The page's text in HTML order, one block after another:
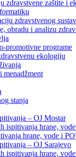
zdravstvene zaštite i
zdravstvenog
obradu i analizu
promotivne programe
ekologiju
menadžment
stanja
– OJ Mostar
ispitivanja hrane,
hrane, vode i
– OJ Sarajevo
ispitivanja hrane,